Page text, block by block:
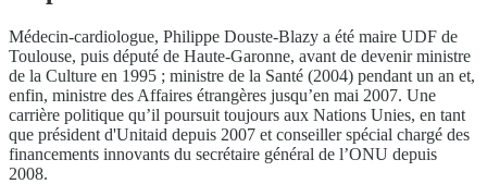
Médecin-cardiologue, Philippe Douste-Blazy a été maire UDF de
Toulouse, puis député de Haute-Garonne, avant de devenir ministre
de la Culture en 1995 ; ministre de la Santé (2004) pendant un an et,
enfin, ministre des Affaires étrangères jusqu’en mai 2007. Une
carrière politique qu’il poursuit toujours aux Nations Unies, en tant
que président d'Unitaid depuis 2007 et conseiller spécial chargé des
financements innovants du secrétaire général de l’ONU depuis
2008.